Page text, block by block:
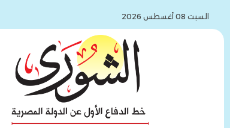
السبت 08 أغسطس 2026